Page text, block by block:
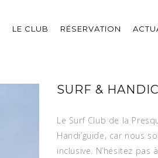
LE CLUB RÉSERVATION
SURF &
Le Surf Club de la
Handi’guide, car nous
inclusive. N’hésitez